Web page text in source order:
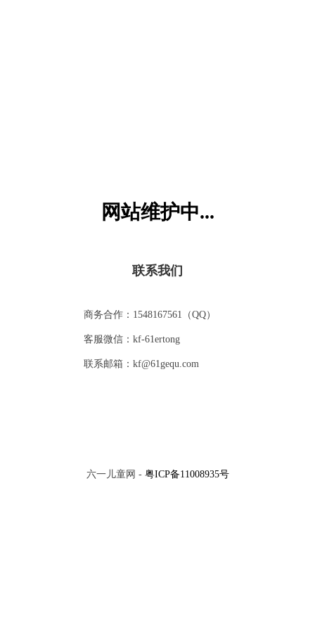
网站维护中...
联系我们
商务合作：1548167561（QQ）
客服微信：kf-61ertong
联系邮箱：kf@61gequ.com
六一儿童网 - 粤ICP备11008935号